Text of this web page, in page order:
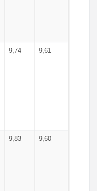
9,74 9,61
9,83 9,60